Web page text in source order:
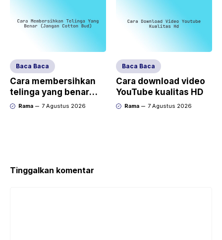
Baca Baca
Cara membersihkan
telinga yang benar
(jangan cotton bud)
Rama 7 Agustus 2026
Baca Baca
Cara download video
YouTube kualitas HD
Rama 7 Agustus 2026
Tinggalkan komentar